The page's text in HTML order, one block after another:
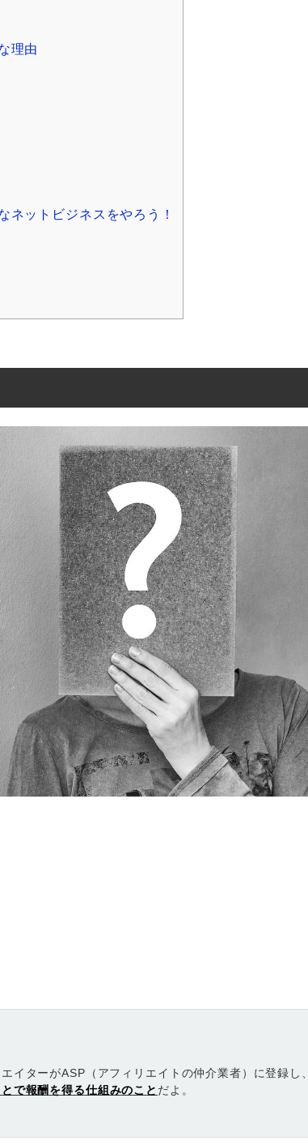
理由
ネットビジネスをやろう！
イターがASP（アフィリエイトの仲介業者）に登録し、
で報酬を得る仕組みのこと だよ。